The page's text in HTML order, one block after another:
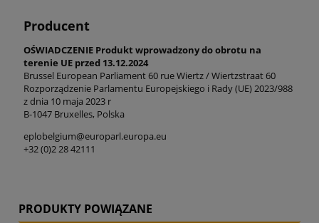
Producent
OŚWIADCZENIE Produkt wprowadzony do obrotu na
terenie UE przed 13.12.2024
Brussel European Parliament 60 rue Wiertz / Wiertzstraat 60
Rozporządzenie Parlamentu Europejskiego i Rady (UE) 2023/988
z dnia 10 maja 2023 r
B-1047 Bruxelles, Polska
eplobelgium@europarl.europa.eu
+32 (0)2 28 42111
PRODUKTY POWIĄZANE